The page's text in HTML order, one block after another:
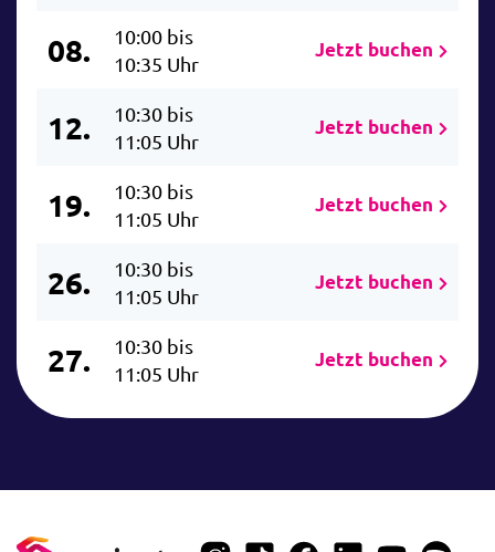
08.
10:00 bis
10:35 Uhr
Jetzt buchen
12.
10:30 bis
11:05 Uhr
Jetzt buchen
19.
10:30 bis
11:05 Uhr
Jetzt buchen
26.
10:30 bis
11:05 Uhr
Jetzt buchen
27.
10:30 bis
11:05 Uhr
Jetzt buchen